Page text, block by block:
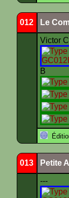
012 Le
Victor
B
013 Petite
---